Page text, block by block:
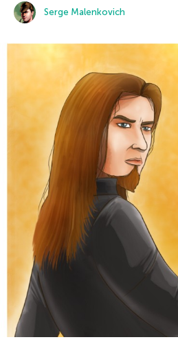
Serge Malenkovich